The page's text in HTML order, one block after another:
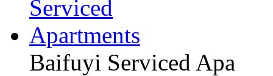
Baifuyi Serviced Apa